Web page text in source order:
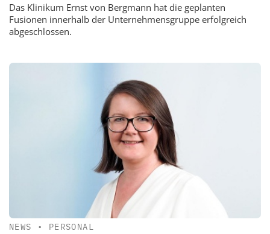
Das Klinikum Ernst von Bergmann hat die geplanten
Fusionen innerhalb der Unternehmensgruppe erfolgreich
abgeschlossen.
NEWS • PERSONAL